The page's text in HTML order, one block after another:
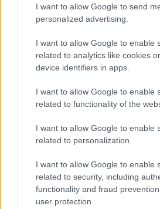
I want to allow Google to send
personalized advertising.
I want to allow Google to enable
related to analytics like cookies
device identifiers in apps.
I want to allow Google to enable
related to functionality of the
I want to allow Google to enable
related to personalization.
I want to allow Google to enable
related to security, including
functionality and fraud
user protection.
Szólj hozzá!
A hozzászóláshoz be kell lépned!